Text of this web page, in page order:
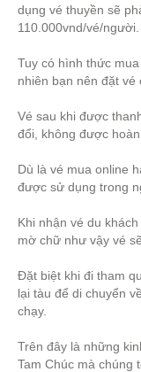
dụng vé thuyền sẽ
110.000vnd/vé/người.
Tuy có hình thức
nhiên bạn nên đặt vé
Vé sau khi được
đổi, không được hoàn
Dù là vé mua online
được sử dụng trong
Khi nhận vé du
mờ chữ như vậy vé
Đặt biệt khi đi tham
lại tàu để di chuyển
chạy.
Trên đây là những
Tam Chúc mà chúng